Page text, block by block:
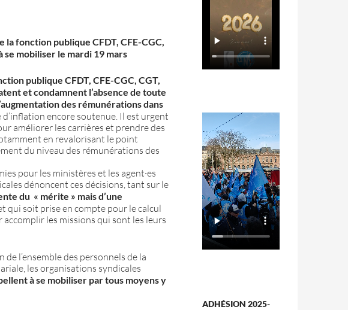
la fonction publique CFDT, CFE-CGC,
se mobiliser le mardi 19 mars
publique CFDT, CFE-CGC, CGT,
et condamnent l’absence de toute
des rémunérations dans
encore soutenue. Il est urgent
améliorer les carrières et prendre des
en revalorisant le point
du niveau des rémunérations des
pour les ministères et les agent·es
dénoncent ces décisions, tant sur le
du « mérite » mais d’une
qui soit prise en compte pour le calcul
les missions qui sont les leurs
l’ensemble des personnels de la
les organisations syndicales
à se mobiliser par tous moyens y
ADHÉSION 2025-